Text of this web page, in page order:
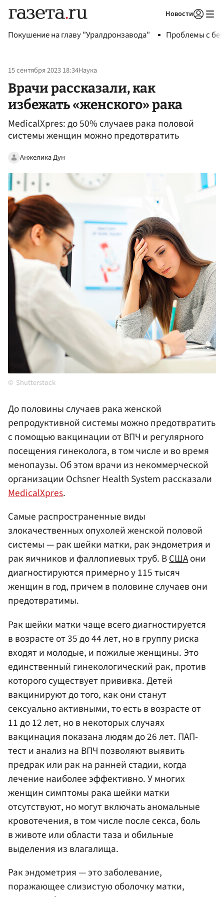
Новости
Покушение на главу "Уралдронзавода" Проблемы с
15 сентября 2023 18:34Наука
Врачи рассказали, как
избежать «женского» рака
MedicalXpres: до 50% случаев рака половой
системы женщин можно предотвратить
Анжелика Дун
Shutterstock
До половины случаев рака женской
репродуктивной системы можно предотвратить
с помощью вакцинации от ВПЧ и регулярного
посещения гинеколога, в том числе и во время
менопаузы. Об этом врачи из некоммерческой
организации Ochsner Health System рассказали
MedicalXpres.
Самые распространенные виды
злокачественных опухолей женской половой
системы — рак шейки матки, рак эндометрия и
рак яичников и фаллопиевых труб. ВСШАони
диагностируются примерно у 115 тысяч
женщин в год, причем в половине случаев они
предотвратимы.
Рак шейки матки чаще всего диагностируется
в возрасте от 35 до 44 лет, но в группу риска
входят и молодые, и пожилые женщины. Это
единственный гинекологический рак, против
которого существует прививка. Детей
вакцинируют до того, как они станут
сексуально активными, то есть в возрасте от
11 до 12 лет, но в некоторых случаях
вакцинация показана людям до 26 лет. ПАП-
тест и анализ на ВПЧ позволяют выявить
предрак или рак на ранней стадии, когда
лечение наиболее эффективно. У многих
женщин симптомы рака шейки матки
отсутствуют, но могут включать аномальные
кровотечения, в том числе после секса, боль
в животе или области таза и обильные
выделения из влагалища.
Рак эндометрия — это заболевание,
поражающее слизистую оболочку матки,